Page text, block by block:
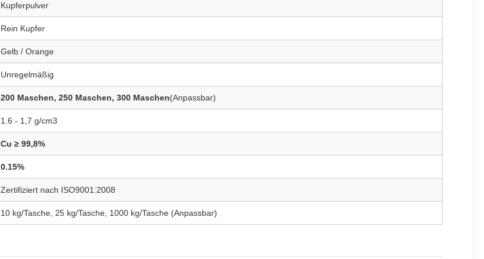
Kupferpulver
Rein Kupfer
Gelb / Orange
Unregelmäßig
200 Maschen, 250 Maschen, 300 Maschen(Anpassbar)
1.6 - 1,7 g/cm3
Cu ≥ 99,8%
0.15%
Zertifiziert nach ISO9001:2008
10 kg/Tasche, 25 kg/Tasche, 1000 kg/Tasche (Anpassbar)